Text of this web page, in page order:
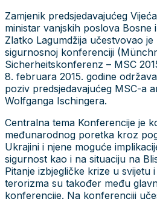
Zamjenik predsjedavajućeg
ministar vanjskih poslova Bosne
Zlatko Lagumdžija učestvovao
sigurnosnoj konferenciji
Sicherheitskonferenz – MSC
8. februara 2015. godine
poziv predsjedavajućeg MSC-a
Wolfganga Ischingera.
Centralna tema Konferencije je
međunarodnog poretka kroz
Ukrajini i njene moguće
sigurnost kao i na situaciju na
Pitanje izbjegličke krize u svijetu
terorizma su također među
konferencije. Na konferenciji